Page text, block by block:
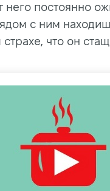
него постоянно
с ним
что он